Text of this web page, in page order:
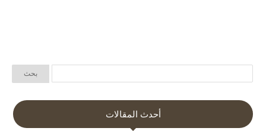
أحدث المقالات